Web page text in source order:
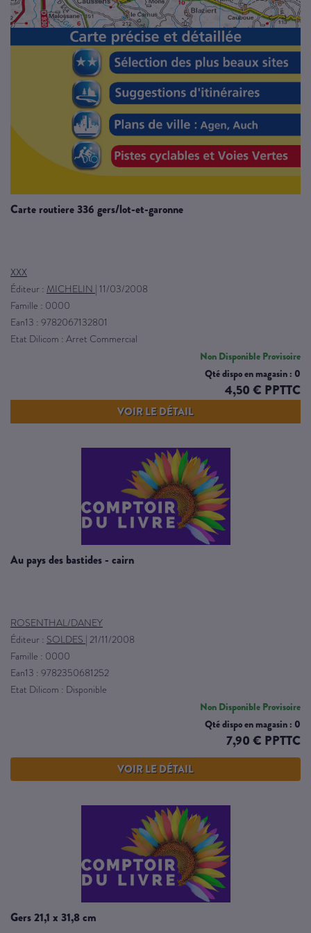
carte routiere 336 gers/lot-et-garonne
XXX
Éditeur : MICHELIN | 11/03/2008
Famille : 0000
Ean13 : 9782067132801
Etat Dilicom : Arret Commercial
Non Disponible Provisoire
Qté dispo en magasin : 0
4,50 € PPTTC
VOIR LE DÉTAIL
au pays des bastides - cairn
ROSENTHAL/DANEY
Éditeur : SOLDES | 21/11/2008
Famille : 0000
Ean13 : 9782350681252
Etat Dilicom : Disponible
Non Disponible Provisoire
Qté dispo en magasin : 0
7,90 € PPTTC
VOIR LE DÉTAIL
gers 21,1 x 31,8 cm